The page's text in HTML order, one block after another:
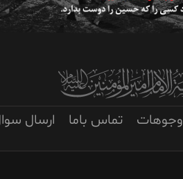
وجوهات تماس باما ارسال